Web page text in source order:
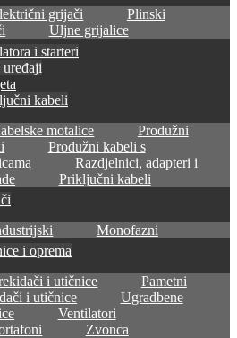
grijači
Plinski
Uljne grijalice
i starteri
kabeli
motalice
Produžni
Produžni kabeli s
Razdjelnici, adapteri i
Priključni kabeli
Monofazni
i oprema
i utičnice
Pametni
i utičnice
Ugradbene
Ventilatori
Zvonca